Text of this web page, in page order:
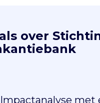
over
met